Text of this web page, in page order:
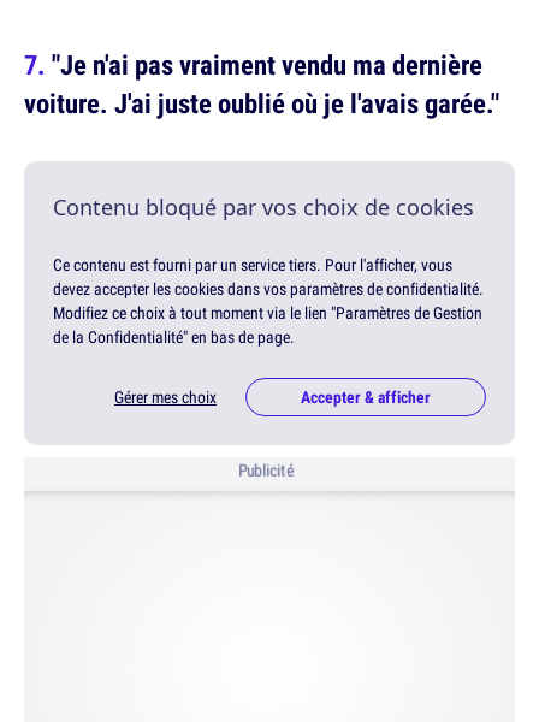
"Je n'ai pas vraiment vendu ma dernière
voiture. J'ai juste oublié où je l'avais garée."
Contenu bloqué par vos choix de cookies
Ce contenu est fourni par un service tiers. Pour l'afficher, vous
devez accepter les cookies dans vos paramètres de confidentialité.
Modifiez ce choix à tout moment via le lien "Paramètres de Gestion
de la Confidentialité" en bas de page.
Gérer mes choix Accepter & afficher
Publicité